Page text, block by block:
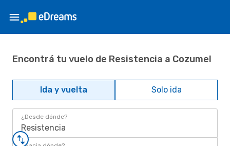
Encontrá tu vuelo de Resistencia a Cozumel
Ida y vuelta Solo ida
¿Desde dónde?
Resistencia